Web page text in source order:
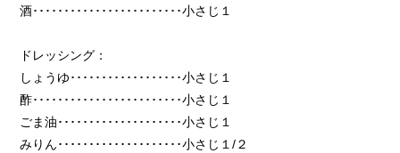
酒････････････････ ････････小さじ１
ドレッシング：
しょうゆ････････････････ ･･小さじ１
酢････････････････ ････････小さじ１
ごま油････････････････ ････小さじ１
みりん････････････････ ････小さじ１/２